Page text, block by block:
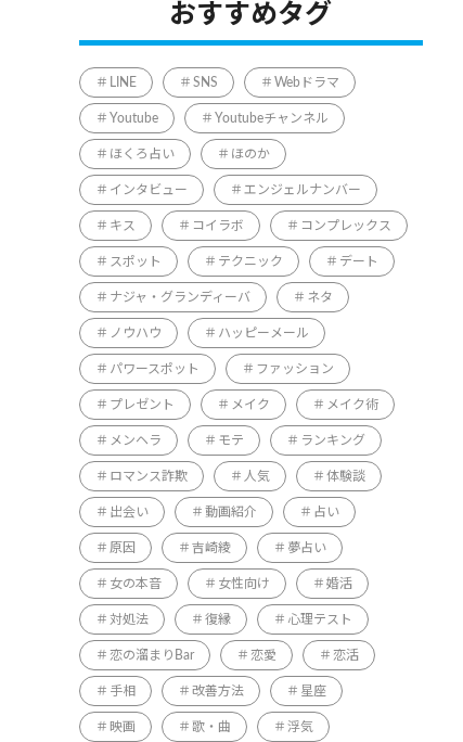
おすすめタグ
LINE SNS Webドラマ
Youtube Youtubeチャンネル
ほくろ占い ほのか
インタビュー エンジェルナンバー
キス コイラボ コンプレックス
スポット テクニック デート
ナジャ・グランディーバ ネタ
ノウハウ ハッピーメール
パワースポット ファッション
プレゼント メイク メイク術
メンヘラ モテ ランキング
ロマンス詐欺 人気 体験談
出会い 動画紹介 占い
原因 吉崎綾 夢占い
女の本音 女性向け 婚活
対処法 復縁 心理テスト
恋の溜まりBar 恋愛 恋活
手相 改善方法 星座
映画 歌・曲 浮気